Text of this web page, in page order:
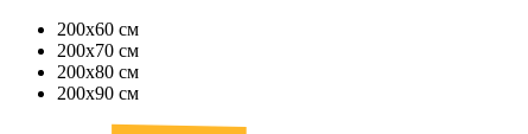
200х60 см
200х70 см
200х80 см
200х90 см